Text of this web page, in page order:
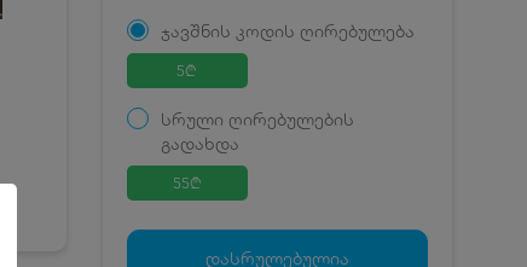
ჯავშნის კოდის ღირებულება
5₾
სრული ღირებულების
გადახდა
55₾
ჯავშნის კოდი
5 ₾
დამატებითი საწოლი
დასრულებულია